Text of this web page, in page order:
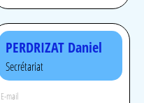
PERDRIZAT Daniel
Secrétariat
E-mail